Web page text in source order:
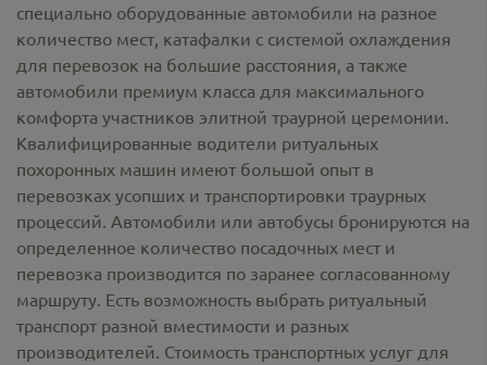
специально оборудованные автомобили на разное
количество мест, катафалки с системой охлаждения
для перевозок на большие расстояния, а также
автомобили премиум класса для максимального
комфорта участников элитной траурной церемонии.
Квалифицированные водители ритуальных
похоронных машин имеют большой опыт в
перевозках усопших и транспортировки траурных
процессий. Автомобили или автобусы бронируются на
определенное количество посадочных мест и
перевозка производится по заранее согласованному
маршруту. Есть возможность выбрать ритуальный
транспорт разной вместимости и разных
производителей. Стоимость транспортных услуг для